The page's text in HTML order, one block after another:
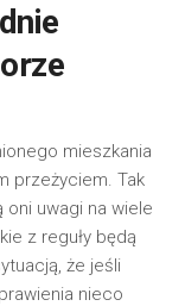
mieszkania
przeżyciem. Tak
uwagi na wiele
z reguły będą
że jeśli
nieco